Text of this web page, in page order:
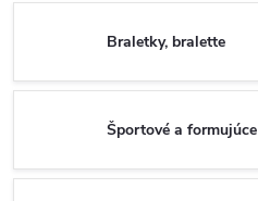
Braletky, bralette
Športové a formujúce